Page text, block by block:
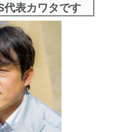
代表カワタです